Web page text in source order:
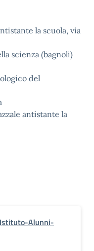
la scuola, via
scienza (bagnoli)
del
antistante la
Alunni-